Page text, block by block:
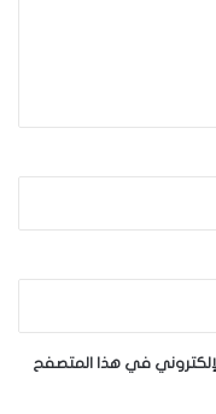
في هذا المتصفح